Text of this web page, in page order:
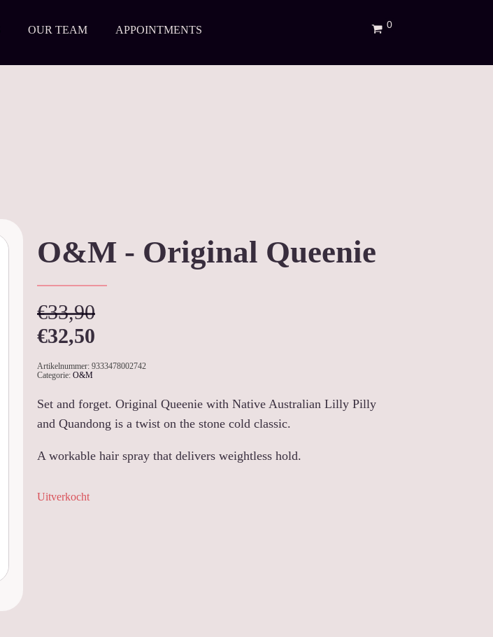
OUR TEAM APPOINTMENTS
O&M - Original Queenie
€33,90
€32,50
Artikelnummer: 9333478002742
Categorie: O&M
Set and forget. Original Queenie with Native Australian Lilly Pilly
and Quandong is a twist on the stone cold classic.
A workable hair spray that delivers weightless hold.
Uitverkocht